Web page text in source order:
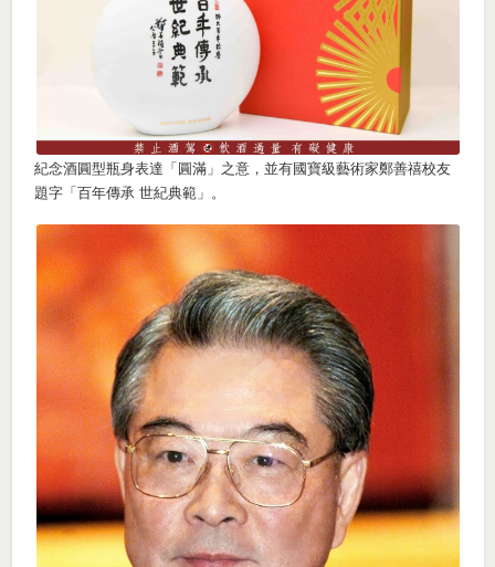
紀念酒圓型瓶身表達「圓滿」之意，並有國寶級藝術家鄭善禧校友
題字「百年傳承 世紀典範」。